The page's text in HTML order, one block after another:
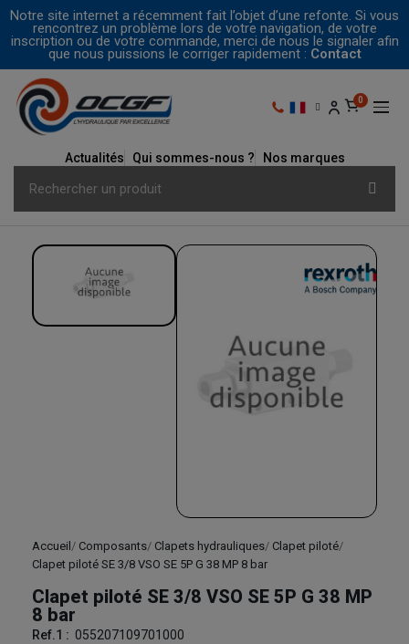
Notre site internet a récemment fait l’objet d’une refonte. Si vous
rencontrez un problème lors de votre navigation, de votre
inscription ou de votre commande, merci de nous le signaler afin
que nous puissions le corriger rapidement : Contact
Actualités Qui sommes-nous ? Nos marques
Accueil Composants Clapets hydrauliques Clapet piloté
Clapet piloté SE 3/8 VSO SE 5P G 38 MP 8 bar
Clapet piloté SE 3/8 VSO SE 5P G 38 MP
8 bar
Ref.1 : 055207109701000